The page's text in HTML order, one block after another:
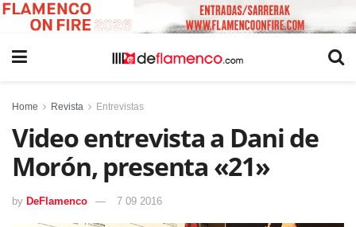
Home Revista Entrevistas
Video entrevista a Dani de
Morón, presenta «21»
by DeFlamenco 7 09 2016